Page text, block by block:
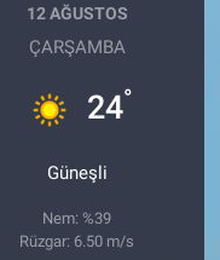
12 AĞUSTOS
ÇARŞAMBA
24°
Güneşli
Nem: %39
Rüzgar: 6.50 m/s